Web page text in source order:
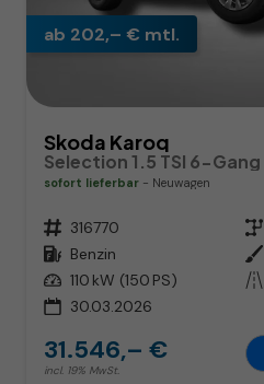
ab 202,– € mtl.
Skoda Karoq
Selection 1.5 TSI 6-Gang
sofort lieferbar Neuwagen
Fahrzeugnr. 316770 Getriebe
Kraftstoff Benzin Außenfarbe
Leistung 110 kW (150 PS) Kilometerstand
30.03.2026
31.546,– €
incl. 19% MwSt.